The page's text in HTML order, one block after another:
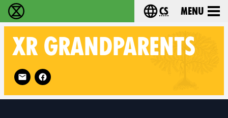
Rebelie proti vyhynutí - Home Choose your
cs Menu
XR GRANDPARENTS
Follow XR Grandparents on